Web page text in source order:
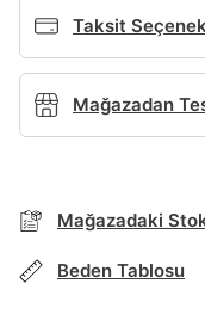
Taksit
Akbank
Mağazadan
Mağazadaki
Beden Tablosu
E-posta Adresi *
E-posta Adresi*
Bir rakam